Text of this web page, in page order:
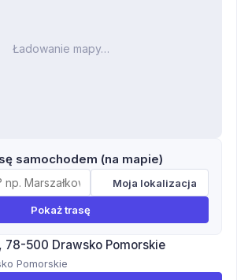
Ładowanie mapy…
samochodem (na mapie)
Moja lokalizacja
Pokaż trasę
78-500 Drawsko Pomorskie
Pomorskie